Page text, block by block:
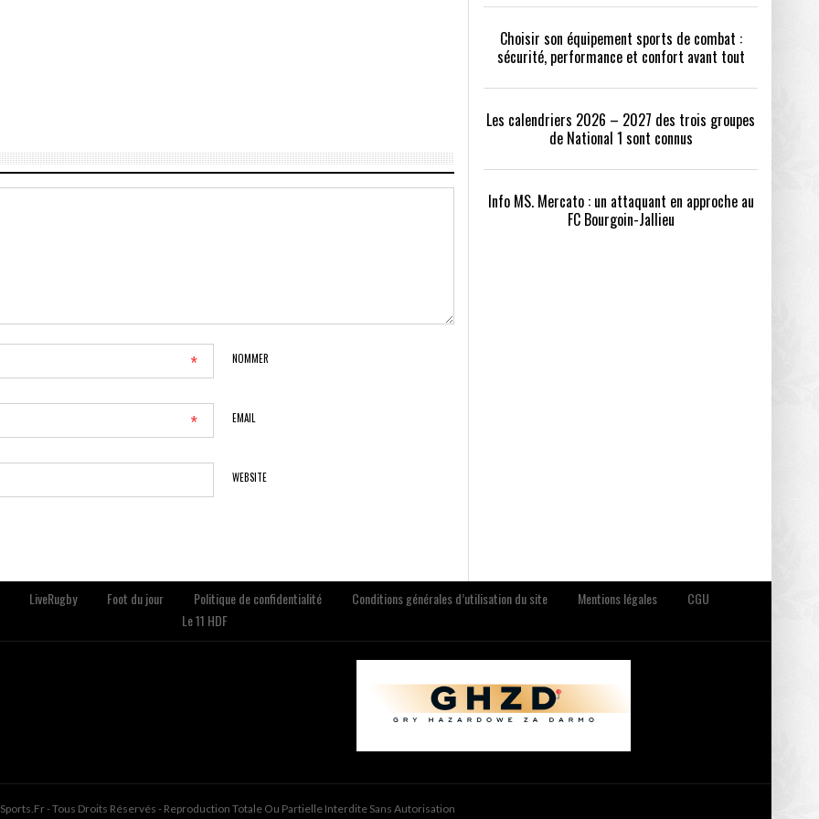
NOMMER
*
EMAIL
*
WEBSITE
Choisir son équipement sports de combat :
sécurité, performance et confort avant tout
Les calendriers 2026 – 2027 des trois groupes
de National 1 sont connus
Info MS. Mercato : un attaquant en approche au
FC Bourgoin-Jallieu
LiveRugby Foot du jour Politique de confidentialité Conditions générales d’utilisation du site Mentions légales
CGU
Le 11 HDF
- Tous Droits Réservés - Reproduction Totale Ou Partielle Interdite Sans Autorisation